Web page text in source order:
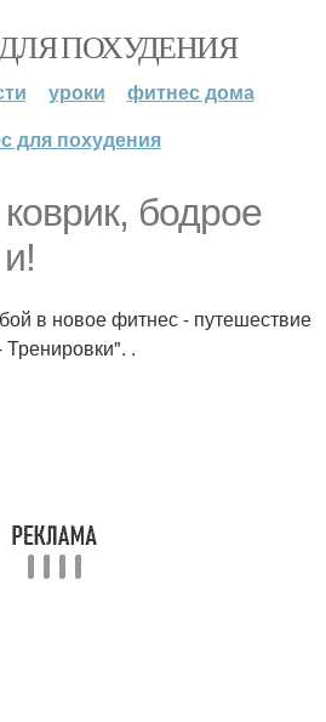
ПОХУДЕНИЯ
уроки
фитнес дома
для похудения
бодрое
в новое фитнес - путешествие
.